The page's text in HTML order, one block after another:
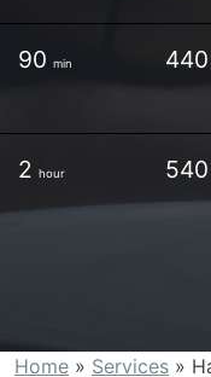
90 min
2 hour
Home » Services »